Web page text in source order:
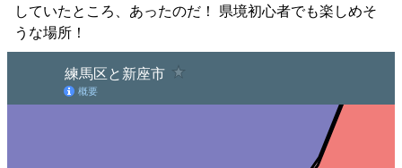
していたところ、あったのだ！ 県境初心者でも楽しめそ
うな場所！